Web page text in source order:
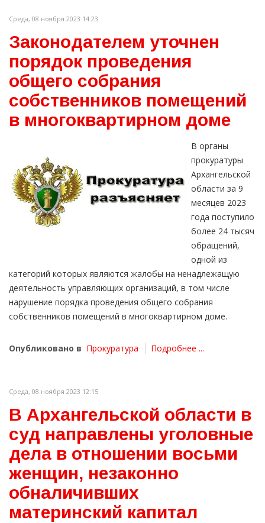
Среда, 08 ноября 2023 14:23
Законодателем уточнен
порядок проведения
общего собрания
собственников помещений
в многоквартирном доме
В органы
прокуратуры
Архангельской
области за 9
месяцев 2023
года поступило
более 24 тысяч
обращений,
одной из
категорий которых являются жалобы на ненадлежащую
деятельность управляющих организаций, в том числе
нарушение порядка проведения общего собрания
собственников помещений в многоквартирном доме.
Опубликовано в Прокуратура Подробнее ...
Среда, 08 ноября 2023 12:15
В Архангельской области в
суд направлены уголовные
дела в отношении восьми
женщин, незаконно
обналичивших
материнский капитал